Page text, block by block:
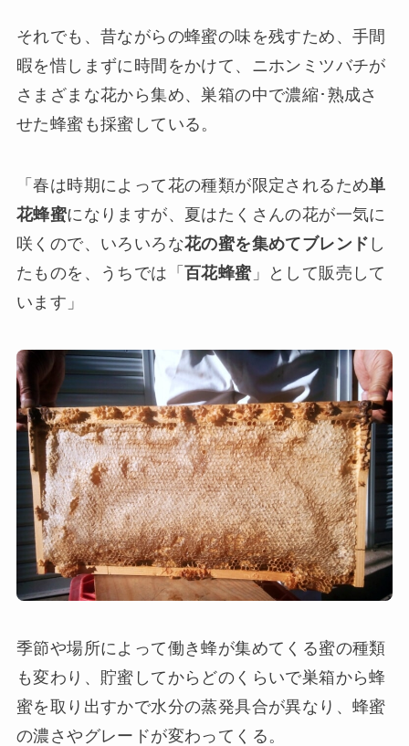
それでも、昔ながらの蜂蜜の味を残すため、手間
暇を惜しまずに時間をかけて、ニホンミツバチが
さまざまな花から集め、巣箱の中で濃縮･熟成さ
せた蜂蜜も採蜜している。
「春は時期によって花の種類が限定されるため単
花蜂蜜になりますが、夏はたくさんの花が一気に
咲くので、いろいろな花の蜜を集めてブレンド し
たものを、うちでは「 百花蜂蜜」として販売して
います」
季節や場所によって働き蜂が集めてくる蜜の種類
も変わり、貯蜜してからどのくらいで巣箱から蜂
蜜を取り出すかで水分の蒸発具合が異なり、蜂蜜
の濃さやグレードが変わってくる。